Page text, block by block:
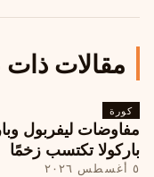
مقالات
كورة
مفاوضات ليفربول
باركولا تكتسب زخمًا
٥ أغسطس ٢٠٢٦